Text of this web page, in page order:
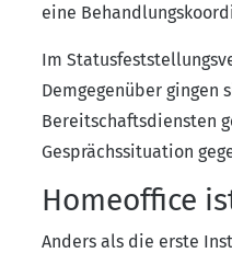
eine
Im
Demgegenüber gingen
Bereitschaftsdiensten
Gesprächssituation
Homeoffice
Anders als die erste